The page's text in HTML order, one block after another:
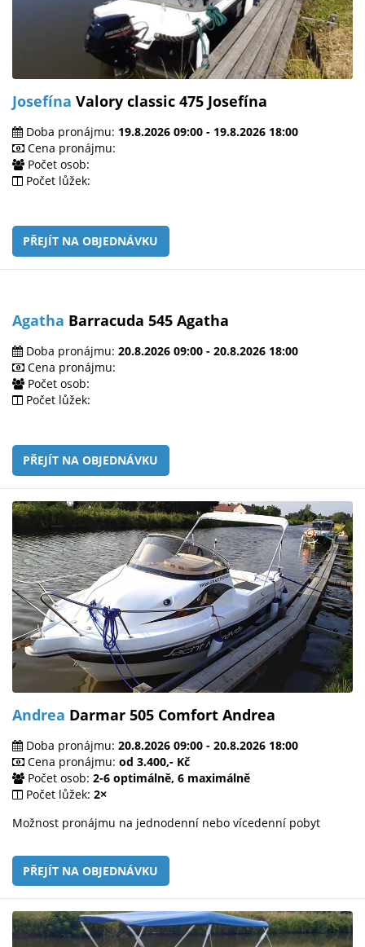
Josefína Valory classic 475 Josefína
Doba pronájmu: 19.8.2026 09:00 - 19.8.2026 18:00
Cena pronájmu:
Počet osob:
Počet lůžek:
PŘEJÍT NA OBJEDNÁVKU
Agatha Barracuda 545 Agatha
Doba pronájmu: 20.8.2026 09:00 - 20.8.2026 18:00
Cena pronájmu:
Počet osob:
Počet lůžek:
PŘEJÍT NA OBJEDNÁVKU
Andrea Darmar 505 Comfort Andrea
Doba pronájmu: 20.8.2026 09:00 - 20.8.2026 18:00
Cena pronájmu: od 3.400,- Kč
Počet osob: 2-6 optimálně, 6 maximálně
Počet lůžek: 2×
Možnost pronájmu na jednodenní nebo vícedenní pobyt
PŘEJÍT NA OBJEDNÁVKU